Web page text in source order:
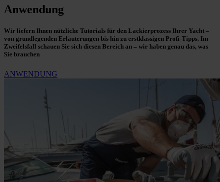
Anwendung
Wir liefern Ihnen nützliche Tutorials für den Lackierprozess Ihrer Yacht –
von grundlegenden Erläuterungen bis hin zu erstklassigen Profi-Tipps. Im
Zweifelsfall schauen Sie sich diesen Bereich an – wir haben genau das, was
Sie brauchen
ANWENDUNG